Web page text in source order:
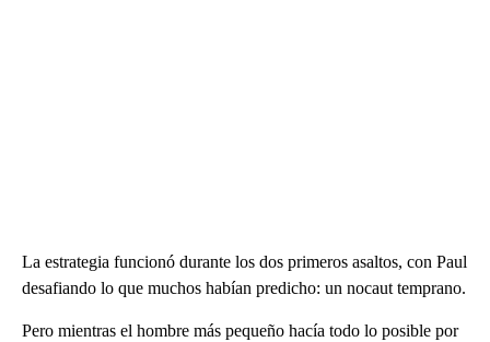
La estrategia funcionó durante los dos primeros asaltos, con Paul
desafiando lo que muchos habían predicho: un nocaut temprano.
Pero mientras el hombre más pequeño hacía todo lo posible por